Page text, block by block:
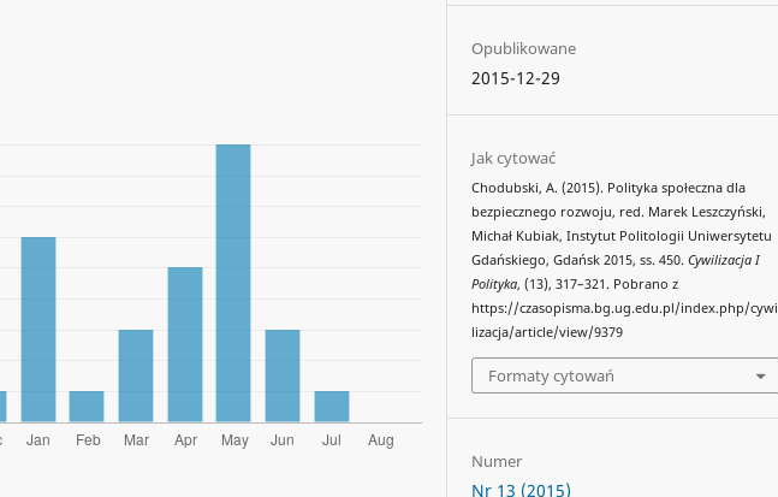
Opublikowane
2015-12-29
Jak cytować
Chodubski, A. (2015). Polityka społeczna dla
bezpiecznego rozwoju, red. Marek Leszczyński,
Michał Kubiak, Instytut Politologii Uniwersytetu
Gdańskiego, Gdańsk 2015, ss. 450.Cywilizacja I
Polityka, (13), 317–321. Pobrano z
https://czasopisma.bg.ug.edu.pl/index.php/cywi
lizacja/article/view/9379
Formaty cytowań
Numer
Nr 13 (2015)